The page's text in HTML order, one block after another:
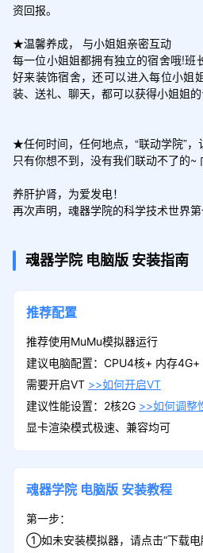
资回报。
★温馨养成， 与小姐姐亲密互动
每一位小姐姐都拥有独立的宿舍哦!班
好来装饰宿舍，还可以进入每位小姐
装、送礼、聊天，都可以获得小姐姐的
★任何时间，任何地点，“联动学院”，
只有你想不到，没有我们联动不了的~
养肝护肾，为爱发电！
再次声明，魂器学院的科学技术世界
魂器学院 电脑版 安装指南
推荐配置
推荐使用MuMu模拟器运行
建议电脑配置：CPU4核+ 内存
需要开启VT >>如何开启VT
建议性能设置：2核2G >>如何调整
显卡渲染模式极速、兼容均可
魂器学院 电脑版 安装教程
第一步：
①如未安装模拟器，请点击“下载电